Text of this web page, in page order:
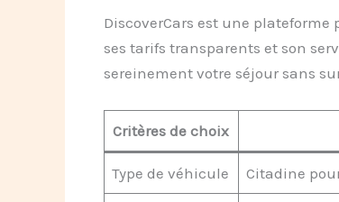
DiscoverCars est une
ses tarifs transparents et son
sereinement votre séjour sans
Critères de choix
Type de véhicule Citadine